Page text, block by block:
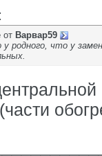
от Варвар59
родного, что у